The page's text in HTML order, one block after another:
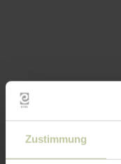
Zustimmung